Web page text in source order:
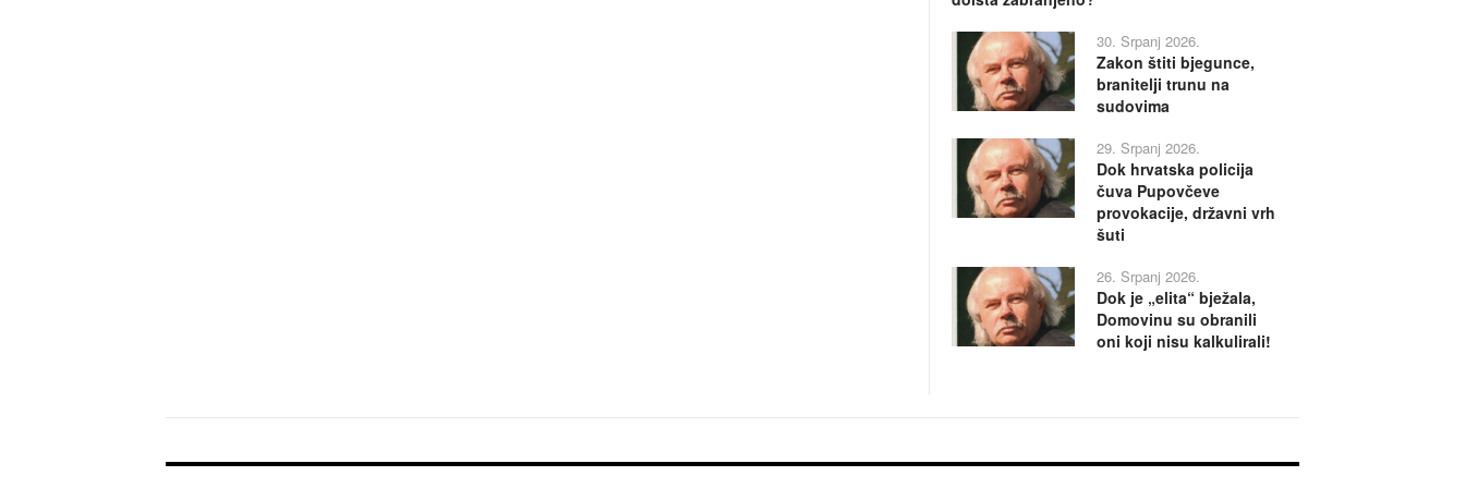
30. Srpanj 2026.
Zakon štiti bjegunce,
branitelji trunu na
sudovima
29. Srpanj 2026.
Dok hrvatska policija
čuva Pupovčeve
provokacije, državni vrh
šuti
26. Srpanj 2026.
Dok je „elita“ bježala,
Domovinu su obranili
oni koji nisu kalkulirali!